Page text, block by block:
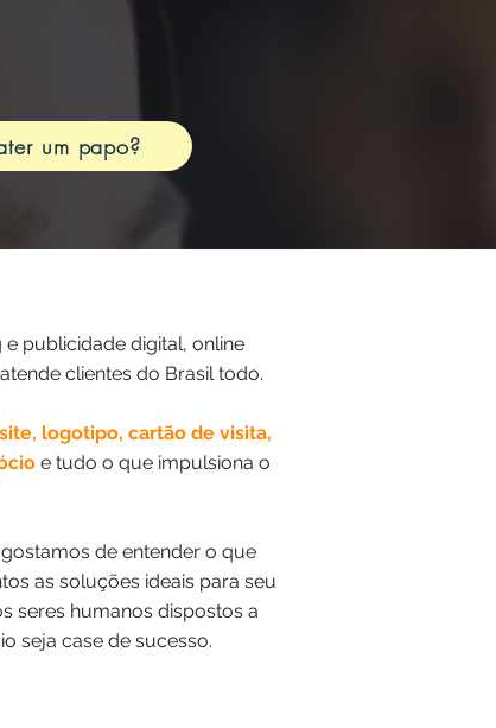
um papo?
publicidade digital, online
clientes do Brasil todo.
logotipo, cartão de visita,
e tudo o que impulsiona o
de entender o que
as soluções ideais para seu
seres humanos dispostos a
seja case de sucesso.